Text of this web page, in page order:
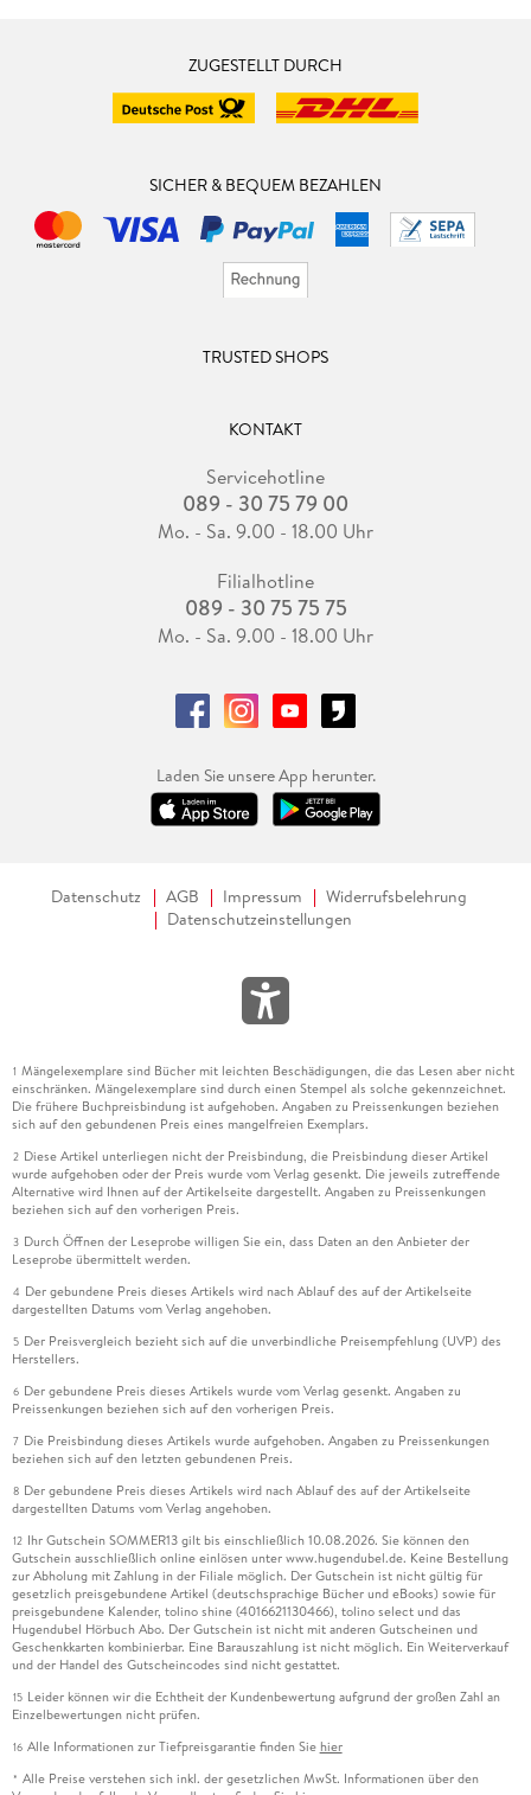
ZUGESTELLT DURCH
SICHER & BEQUEM BEZAHLEN
TRUSTED SHOPS
KONTAKT
Servicehotline
089 - 30 75 79 00
Mo. - Sa. 9.00 - 18.00 Uhr
Filialhotline
089 - 30 75 75 75
Mo. - Sa. 9.00 - 18.00 Uhr
Laden Sie unsere App herunter.
Datenschutz AGB Impressum
Widerrufsbelehrung
Datenschutzeinstellungen
1 Mängelexemplare sind Bücher mit leichten Beschädigungen, die das Lesen aber nicht
einschränken. Mängelexemplare sind durch einen Stempel als solche gekennzeichnet.
Die frühere Buchpreisbindung ist aufgehoben. Angaben zu Preissenkungen beziehen
sich auf den gebundenen Preis eines mangelfreien Exemplars.
2 Diese Artikel unterliegen nicht der Preisbindung, die Preisbindung dieser Artikel
wurde aufgehoben oder der Preis wurde vom Verlag gesenkt. Die jeweils zutreffende
Alternative wird Ihnen auf der Artikelseite dargestellt. Angaben zu Preissenkungen
beziehen sich auf den vorherigen Preis.
3 Durch Öffnen der Leseprobe willigen Sie ein, dass Daten an den Anbieter der
Leseprobe übermittelt werden.
4 Der gebundene Preis dieses Artikels wird nach Ablauf des auf der Artikelseite
dargestellten Datums vom Verlag angehoben.
5 Der Preisvergleich bezieht sich auf die unverbindliche Preisempfehlung (UVP) des
Herstellers.
6 Der gebundene Preis dieses Artikels wurde vom Verlag gesenkt. Angaben zu
Preissenkungen beziehen sich auf den vorherigen Preis.
7 Die Preisbindung dieses Artikels wurde aufgehoben. Angaben zu Preissenkungen
beziehen sich auf den letzten gebundenen Preis.
8 Der gebundene Preis dieses Artikels wird nach Ablauf des auf der Artikelseite
dargestellten Datums vom Verlag angehoben.
12 Ihr Gutschein SOMMER13 gilt bis einschließlich 10.08.2026. Sie können den
Gutschein ausschließlich online einlösen unter www.hugendubel.de. Keine Bestellung
zur Abholung mit Zahlung in der Filiale möglich. Der Gutschein ist nicht gültig für
gesetzlich preisgebundene Artikel (deutschsprachige Bücher und eBooks) sowie für
preisgebundene Kalender, tolino shine (4016621130466), tolino select und das
Hugendubel Hörbuch Abo. Der Gutschein ist nicht mit anderen Gutscheinen und
Geschenkkarten kombinierbar. Eine Barauszahlung ist nicht möglich. Ein Weiterverkauf
und der Handel des Gutscheincodes sind nicht gestattet.
15 Leider können wir die Echtheit der Kundenbewertung aufgrund der großen Zahl an
Einzelbewertungen nicht prüfen.
16 Alle Informationen zur Tiefpreisgarantie finden Sie hier
* Alle Preise verstehen sich inkl. der gesetzlichen MwSt. Informationen über den